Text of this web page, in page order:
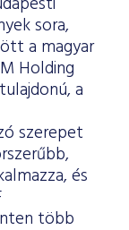
sora,
a magyar
Holding
a
szerepet
és
több